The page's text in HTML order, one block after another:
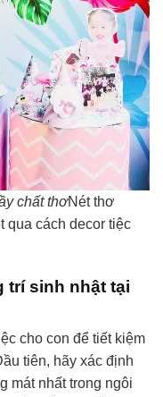
chất thơNét thơ
qua cách decor tiệc
trí sinh nhật tại
cho con để tiết kiệm
tiên, hãy xác định
mát nhất trong ngôi